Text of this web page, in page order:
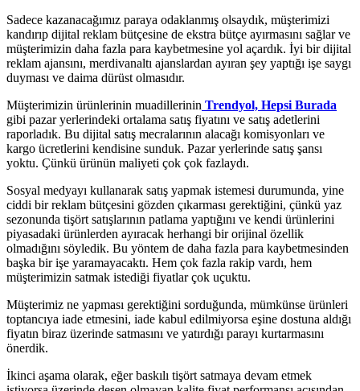
Sadece kazanacağımız paraya odaklanmış olsaydık, müşterimizi
kandırıp dijital reklam bütçesine de ekstra bütçe ayırmasını sağlar ve
müşterimizin daha fazla para kaybetmesine yol açardık. İyi bir dijital
reklam ajansını, merdivanaltı ajanslardan ayıran şey yaptığı işe saygı
duyması ve daima dürüst olmasıdır.
Müşterimizin ürünlerinin muadillerinin Trendyol, Hepsi Burada
gibi pazar yerlerindeki ortalama satış fiyatını ve satış adetlerini
raporladık. Bu dijital satış mecralarının alacağı komisyonları ve
kargo ücretlerini kendisine sunduk. Pazar yerlerinde satış şansı
yoktu. Çünkü ürünün maliyeti çok çok fazlaydı.
Sosyal medyayı kullanarak satış yapmak istemesi durumunda, yine
ciddi bir reklam bütçesini gözden çıkarması gerektiğini, çünkü yaz
sezonunda tişört satışlarının patlama yaptığını ve kendi ürünlerini
piyasadaki ürünlerden ayıracak herhangi bir orijinal özellik
olmadığını söyledik. Bu yöntem de daha fazla para kaybetmesinden
başka bir işe yaramayacaktı. Hem çok fazla rakip vardı, hem
müşterimizin satmak istediği fiyatlar çok uçuktu.
Müşterimiz ne yapması gerektiğini sorduğunda, mümkünse ürünleri
toptancıya iade etmesini, iade kabul edilmiyorsa eşine dostuna aldığı
fiyatın biraz üzerinde satmasını ve yatırdığı parayı kurtarmasını
önerdik.
İkinci aşama olarak, eğer baskılı tişört satmaya devam etmek